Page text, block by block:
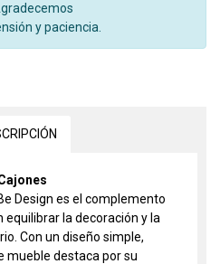
y paciencia.
Design es el complemento
equilibrar la decoración y la
Con un diseño simple,
mueble destaca por su